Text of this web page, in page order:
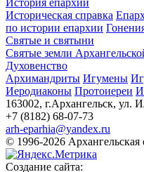
История епархии
Историческая справка
по истории епархии
Святые и святыни
Святые земли
Духовенство
Архимандриты Игумены
Иеродиаконы Протоиереи
163002, г.Архангельск, ул.
+7 (8182) 68-07-73
arh-eparhia@yandex.ru
© 1996-2026 Архангельская
Создание сайта: